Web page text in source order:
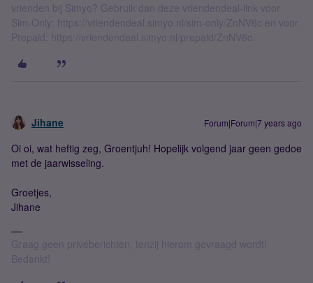
vrienden bij Simyo? Gebruik dan deze vriendendeal-link voor
Sim-Only: https://vriendendeal.simyo.nl/sim-only/ZnNV6c en voor
Prepaid: https://vriendendeal.simyo.nl/prepaid/ZnNV6c.
Jihane Forum|Forum|7 years ago
Oi oi, wat heftig zeg, Groentjuh! Hopelijk volgend jaar geen gedoe
met de jaarwisseling.
Groetjes,
Jihane
Graag geen privéberichten, tenzij hierom gevraagd wordt!
Bedankt!